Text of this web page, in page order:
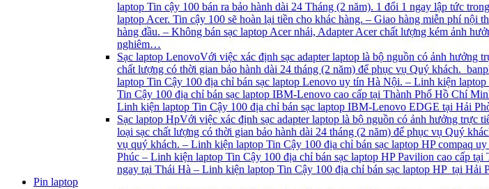
laptop Tin cậy 100 bán ra bảo hành dài 24 Tháng (2 năm). 1 đổi 1 ngay lập tức
laptop Acer. Tin cậy 100 sẽ hoàn lại tiền cho khác hàng. – Giao hàng miễn phí nội
hàng đầu. – Không bán sạc laptop Acer nhái, Adapter Acer chất lượng kém ảnh
nghiêm…
Sạc laptop LenovoVới việc xác định sạc adapter laptop là bộ nguồn có ảnh hưởng
chất lượng có thời gian bảo hành dài 24 tháng (2 năm) để phục vụ Quý khách.
laptop Tin Cậy 100 địa chỉ bán sạc laptop Lenovo uy tín Hà Nội. – Linh kiện
Tin Cậy 100 địa chỉ bán sạc laptop IBM-Lenovo cao cấp tại Thành Phố Hồ Chí
Linh kiện laptop Tin Cậy 100 địa chỉ bán sạc laptop IBM-Lenovo EDGE tại Hải
Sạc laptop HpVới việc xác định sạc adapter laptop là bộ nguồn có ảnh hưởng trực
loại sạc chất lượng có thời gian bảo hành dài 24 tháng (2 năm) để phục vụ Quý
vụ quý khách. – Linh kiện laptop Tin Cậy 100 địa chỉ bán sạc laptop HP compaq
Phúc – Linh kiện laptop Tin Cậy 100 địa chỉ bán sạc laptop HP Pavilion cao cấp
ngay tại Thái Hà – Linh kiện laptop Tin Cậy 100 địa chỉ bán sạc laptop HP tại
Pin laptop